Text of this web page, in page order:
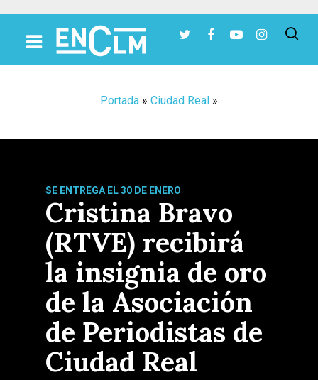
Portada » Ciudad Real »
SE ENTREGA EL 30 DE ENERO
Cristina Bravo
(RTVE) recibirá
la insignia de oro
de la Asociación
de Periodistas de
Ciudad Real